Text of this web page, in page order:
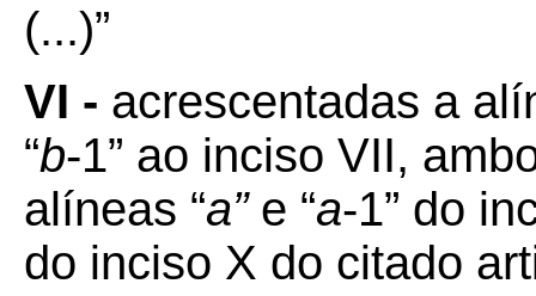
(...)”
VI - acrescentadas a
“b-1” ao inciso VII,
alíneas “a”e “a-1” do
do inciso X do citado